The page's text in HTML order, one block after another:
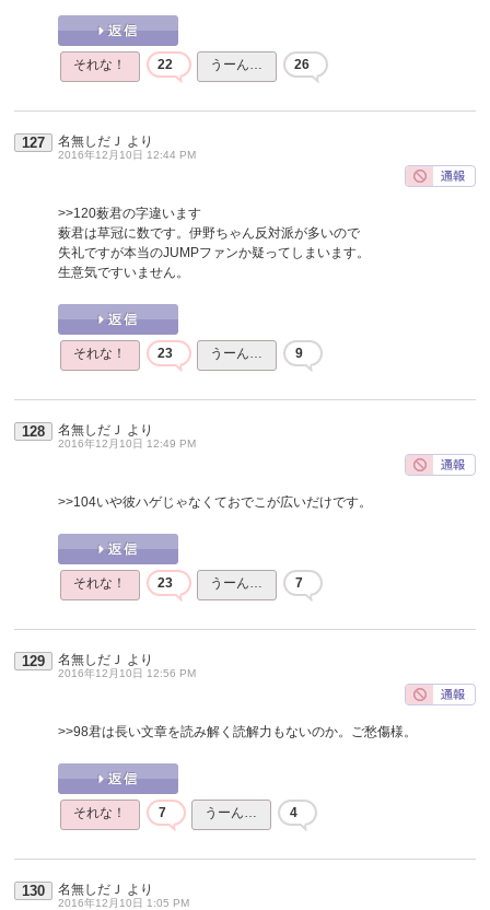
それな！ 22 うーん… 26
127 名無しだＪ より
2016年12月10日 12:44 PM
>>120薮君の字違います
薮君は草冠に数です。伊野ちゃん反対派が多いので
失礼ですが本当のJUMPファンか疑ってしまいます。
生意気ですいません。
それな！ 23 うーん… 9
128 名無しだＪ より
2016年12月10日 12:49 PM
>>104いや彼ハゲじゃなくておでこが広いだけです。
それな！ 23 うーん… 7
129 名無しだＪ より
2016年12月10日 12:56 PM
>>98君は長い文章を読み解く読解力もないのか。ご愁傷様。
それな！ 7 うーん… 4
130 名無しだＪ より
2016年12月10日 1:05 PM